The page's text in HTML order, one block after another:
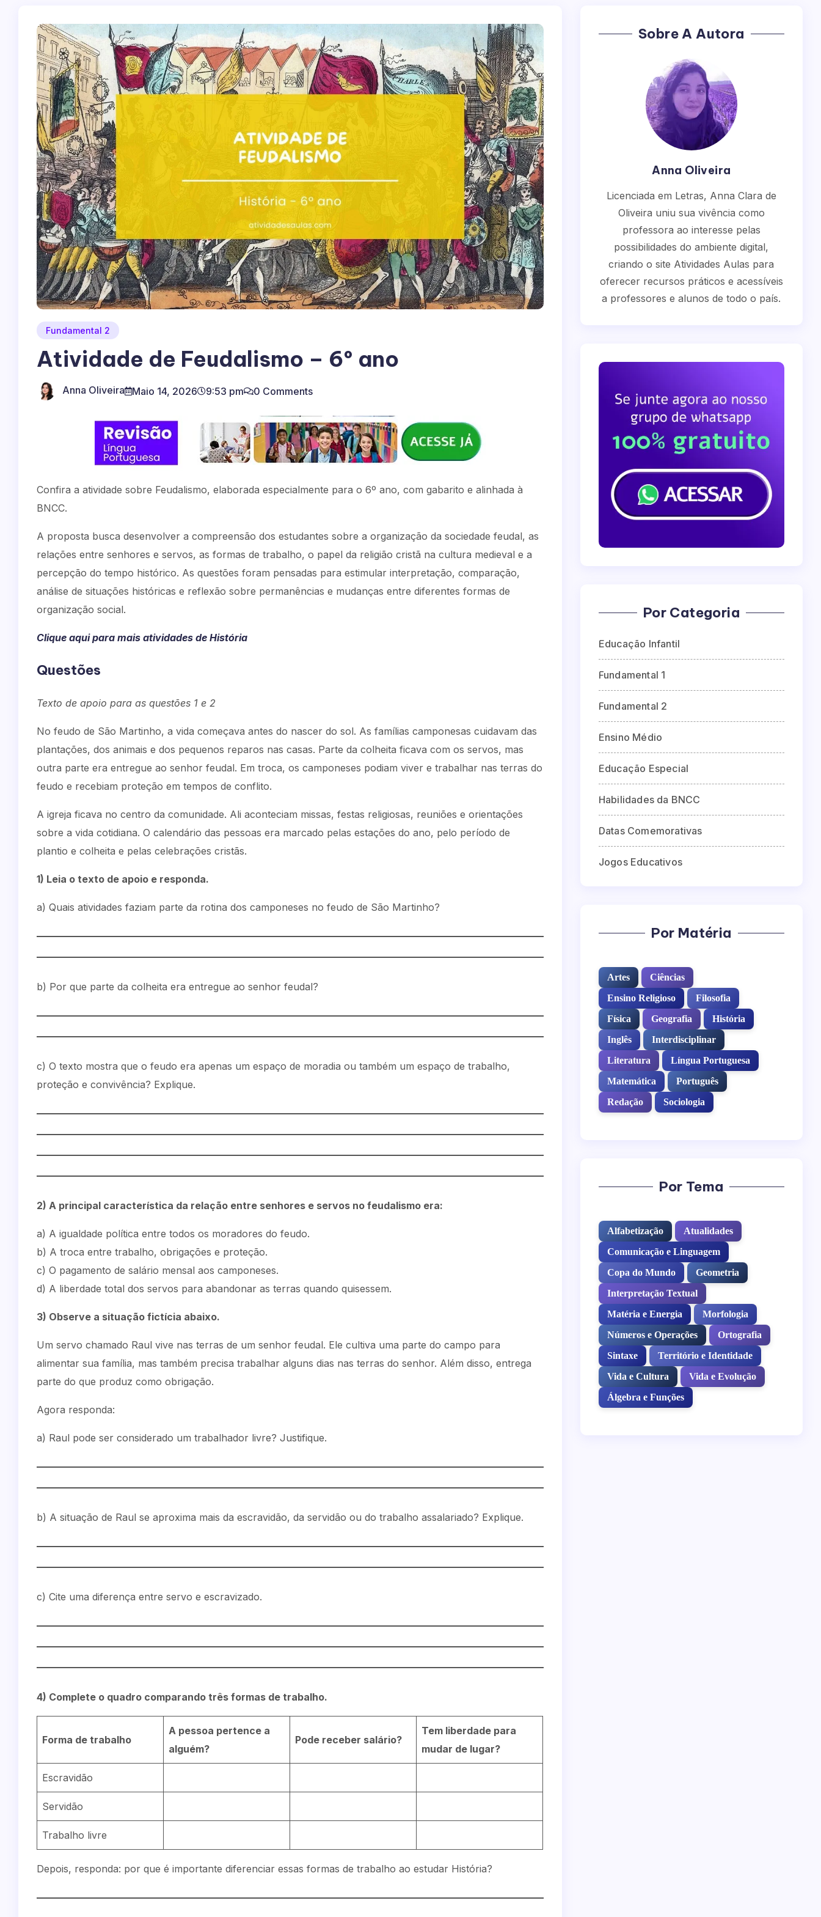
Fundamental 2
Atividade de Feudalismo – 6º ano
Anna Oliveira Maio 14, 2026 9:53 pm 0 Comments
Confira a atividade sobre Feudalismo, elaborada especialmente para o 6º ano, com gabarito e alinhada à
BNCC.
A proposta busca desenvolver a compreensão dos estudantes sobre a organização da sociedade feudal, as
relações entre senhores e servos, as formas de trabalho, o papel da religião cristã na cultura medieval e a
percepção do tempo histórico. As questões foram pensadas para estimular interpretação, comparação,
análise de situações históricas e reflexão sobre permanências e mudanças entre diferentes formas de
organização social.
Clique aqui para mais atividades de História
Questões
Texto de apoio para as questões 1 e 2
No feudo de São Martinho, a vida começava antes do nascer do sol. As famílias camponesas cuidavam das
plantações, dos animais e dos pequenos reparos nas casas. Parte da colheita ficava com os servos, mas
outra parte era entregue ao senhor feudal. Em troca, os camponeses podiam viver e trabalhar nas terras do
feudo e recebiam proteção em tempos de conflito.
A igreja ficava no centro da comunidade. Ali aconteciam missas, festas religiosas, reuniões e orientações
sobre a vida cotidiana. O calendário das pessoas era marcado pelas estações do ano, pelo período de
plantio e colheita e pelas celebrações cristãs.
1) Leia o texto de apoio e responda.
a) Quais atividades faziam parte da rotina dos camponeses no feudo de São Martinho?
b) Por que parte da colheita era entregue ao senhor feudal?
c) O texto mostra que o feudo era apenas um espaço de moradia ou também um espaço de trabalho,
proteção e convivência? Explique.
2) A principal característica da relação entre senhores e servos no feudalismo era:
a) A igualdade política entre todos os moradores do feudo.
b) A troca entre trabalho, obrigações e proteção.
c) O pagamento de salário mensal aos camponeses.
d) A liberdade total dos servos para abandonar as terras quando quisessem.
3) Observe a situação fictícia abaixo.
Um servo chamado Raul vive nas terras de um senhor feudal. Ele cultiva uma parte do campo para
alimentar sua família, mas também precisa trabalhar alguns dias nas terras do senhor. Além disso, entrega
parte do que produz como obrigação.
Agora responda:
a) Raul pode ser considerado um trabalhador livre? Justifique.
b) A situação de Raul se aproxima mais da escravidão, da servidão ou do trabalho assalariado? Explique.
c) Cite uma diferença entre servo e escravizado.
4) Complete o quadro comparando três formas de trabalho.
Forma de trabalho
A pessoa pertence a
alguém?
Pode receber salário?
Tem liberdade para
mudar de lugar?
Escravidão
Servidão
Trabalho livre
Depois, responda: por que é importante diferenciar essas formas de trabalho ao estudar História?
Sobre A Autora
Anna Oliveira
Licenciada em Letras, Anna Clara de
Oliveira uniu sua vivência como
professora ao interesse pelas
possibilidades do ambiente digital,
criando o site Atividades Aulas para
oferecer recursos práticos e acessíveis
a professores e alunos de todo o país.
Por Categoria
Educação Infantil
Fundamental 1
Fundamental 2
Ensino Médio
Educação Especial
Habilidades da BNCC
Datas Comemorativas
Jogos Educativos
Por Matéria
Artes
Ciências
Ensino Religioso
Filosofia
Física
Geografia
História
Inglês
Interdisciplinar
Literatura
Língua Portuguesa
Matemática
Português
Redação
Sociologia
Por Tema
Alfabetização
Atualidades
Comunicação e Linguagem
Copa do Mundo
Geometria
Interpretação Textual
Matéria e Energia
Morfologia
Números e Operações
Ortografia
Sintaxe
Território e Identidade
Vida e Cultura
Vida e Evolução
Álgebra e Funções